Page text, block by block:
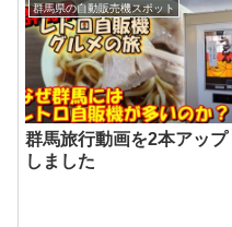
群馬県の自動販売機スポット
群馬旅行動画を2本アップ
しました